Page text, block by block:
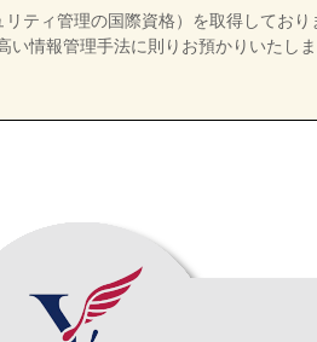
ティ管理の国際資格）を取得しており
情報管理手法に則りお預かりいたしま